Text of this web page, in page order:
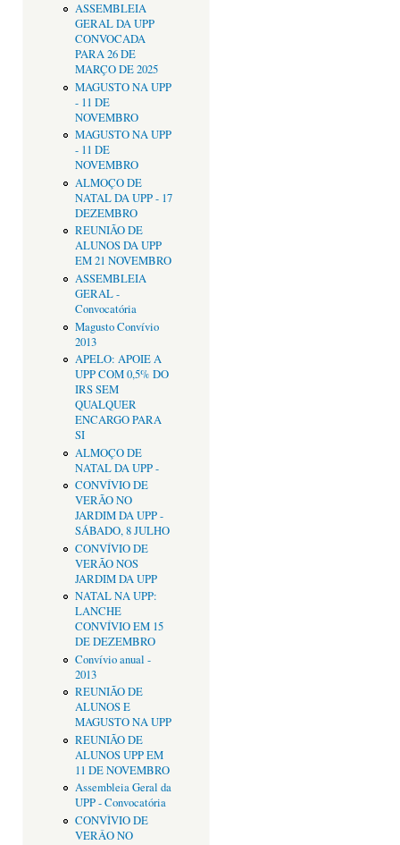
ASSEMBLEIA
GERAL DA UPP
CONVOCADA
PARA 26 DE
MARÇO DE 2025
MAGUSTO NA UPP
- 11 DE
NOVEMBRO
MAGUSTO NA UPP
- 11 DE
NOVEMBRO
ALMOÇO DE
NATAL DA UPP - 17
DEZEMBRO
REUNIÃO DE
ALUNOS DA UPP
EM 21 NOVEMBRO
ASSEMBLEIA
GERAL -
Convocatória
Magusto Convívio
2013
APELO: APOIE A
UPP COM 0,5% DO
IRS SEM
QUALQUER
ENCARGO PARA
SI
ALMOÇO DE
NATAL DA UPP -
CONVÍVIO DE
VERÃO NO
JARDIM DA UPP -
SÁBADO, 8 JULHO
CONVÍVIO DE
VERÃO NOS
JARDIM DA UPP
NATAL NA UPP:
LANCHE
CONVÍVIO EM 15
DE DEZEMBRO
Convívio anual -
2013
REUNIÃO DE
ALUNOS E
MAGUSTO NA UPP
REUNIÃO DE
ALUNOS UPP EM
11 DE NOVEMBRO
Assembleia Geral da
UPP - Convocatória
CONVÌVIO DE
VERÂO NO